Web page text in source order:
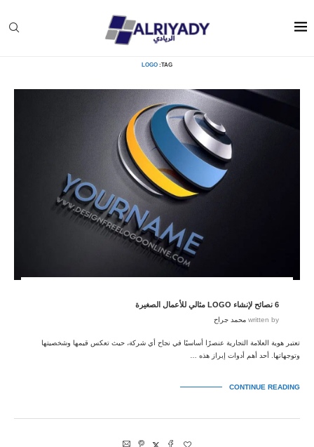
TAG:
LOGO
6 نصائح لإنشاء LOGO مثالي للأعمال الصغيرة
written by محمد جراح
تعتبر هوية العلامة التجارية عنصرًا أساسيًا في نجاح أي شركة، حيث تعكس قيمها وشخصيتها
وتوجهاتها. أحد أهم أدوات إبراز هذه …
CONTINUE READING